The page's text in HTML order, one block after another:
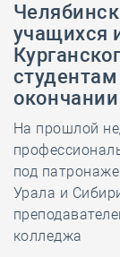
учащихся
На прошлой
под
Урала и
колледжа